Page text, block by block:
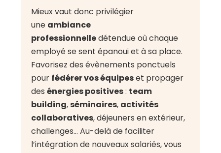
Mieux vaut donc privilégier
une ambiance
professionnelledétendue où chaque
employé se sent épanoui et à sa place.
Favorisez des évènements ponctuels
pour fédérer vos équipeset propager
des énergies positives: team
building,séminaires, activités
collaboratives, déjeuners en extérieur,
challenges… Au-delà de faciliter
l’intégration de nouveaux salariés, vous